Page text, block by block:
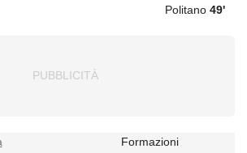
Politano 49'
Formazioni